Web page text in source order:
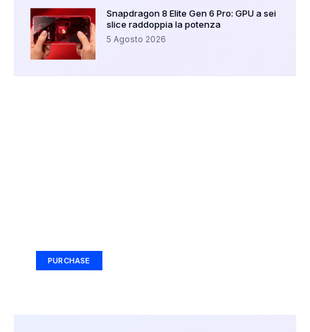
Snapdragon 8 Elite Gen 6 Pro: GPU a sei
slice raddoppia la potenza
5 Agosto 2026
PURCHASE